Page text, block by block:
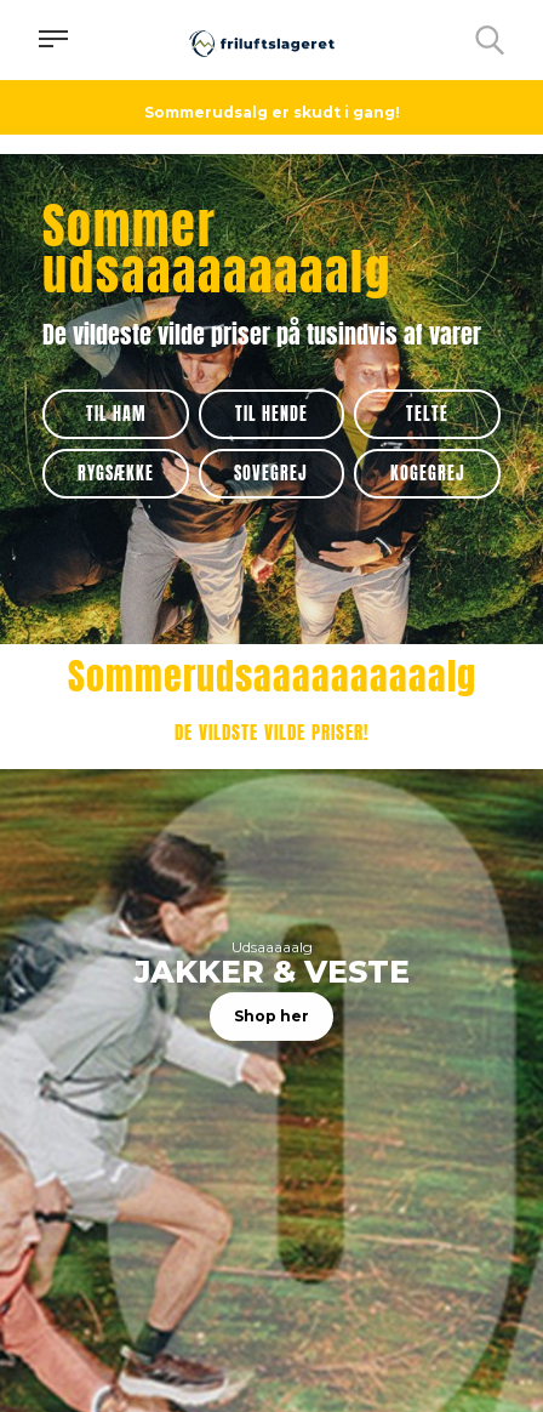
Sommerudsalg er skudt i gang!
Sommer
udsaaaaaaaaalg
De vildeste vilde priser på tusindvis af varer
TIL HAM TIL HENDE TELTE
RYGSÆKKE SOVEGREJ KOGEGREJ
Sommerudsaaaaaaaaaalg
DE VILDSTE VILDE PRISER!
Udsaaaaalg
JAKKER & VESTE
Shop her